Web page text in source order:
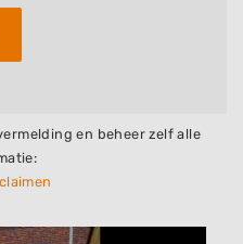
en beheer zelf alle